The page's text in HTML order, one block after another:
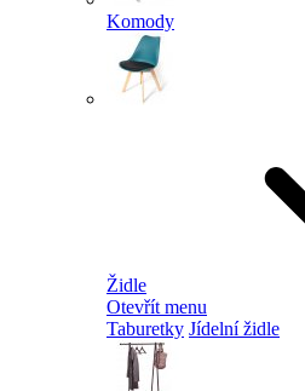
Komody
Židle
Otevřít menu
Taburetky Jídelní židle